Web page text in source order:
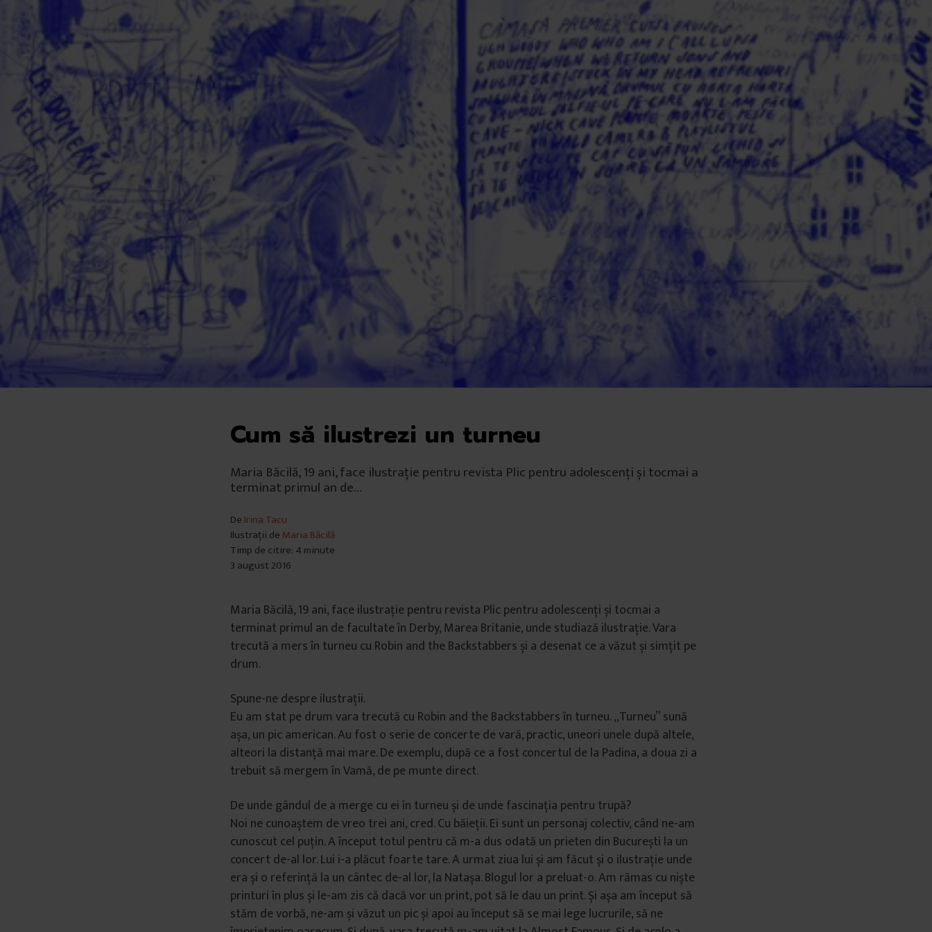
Cum să ilustrezi un turneu
Maria Băcilă, 19 ani, face ilustrație pentru revista Plic pentru adolescenți și tocmai a
terminat primul an de…
De Irina Tacu
Ilustrații de Maria Băcilă
Timp de citire: 4 minute
3 august 2016
Maria Băcilă, 19 ani, face ilustrație pentru revista Plic pentru adolescenți și tocmai a
terminat primul an de facultate în Derby, Marea Britanie, unde studiază ilustrație. Vara
trecută a mers în turneu cu Robin and the Backstabbers și a desenat ce a văzut și simțit pe
drum.
Spune-ne despre ilustrații.
Eu am stat pe drum vara trecută cu Robin and the Backstabbers în turneu. „Turneu” sună
așa, un pic american. Au fost o serie de concerte de vară, practic, uneori unele după altele,
alteori la distanță mai mare. De exemplu, după ce a fost concertul de la Padina, a doua zi a
trebuit să mergem în Vamă, de pe munte direct.
De unde gândul de a merge cu ei în turneu și de unde fascinația pentru trupă?
Noi ne cunoaștem de vreo trei ani, cred. Cu băieții. Ei sunt un personaj colectiv, când ne-am
cunoscut cel puțin. A început totul pentru că m-a dus odată un prieten din București la un
concert de-al lor. Lui i-a plăcut foarte tare. A urmat ziua lui și am făcut și o ilustrație unde
era și o referință la un cântec de-al lor, la Natașa. Blogul lor a preluat-o. Am rămas cu niște
printuri în plus și le-am zis că dacă vor un print, pot să le dau un print. Și așa am început să
stăm de vorbă, ne-am și văzut un pic și apoi au început să se mai lege lucrurile, să ne